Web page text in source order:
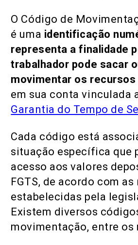
O Código de
é uma identificação
representa a finalidade
trabalhador pode sacar
movimentar os recursos
em sua conta vinculada
Garantia do Tempo de
Cada código está
situação específica que
acesso aos valores
FGTS, de acordo com as
estabelecidas pela
Existem diversos
movimentação, entre os